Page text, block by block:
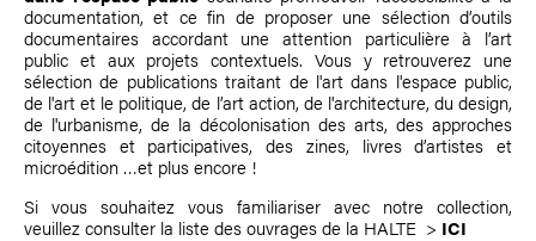
documentation, et ce fin de proposer une sélection d’outils
documentaires accordant une attention particulière à l’art
public et aux projets contextuels. Vous y retrouverez une
sélection de publications traitant de l'art dans l'espace public,
de l'art et le politique, de l’art action, de l'architecture, du design,
de l'urbanisme, de la décolonisation des arts, des approches
citoyennes et participatives, des zines, livres d’artistes et
microédition …et plus encore !
Si vous souhaitez vous familiariser avec notre collection,
veuillez consulter la liste des ouvrages de la HALTE > ICI